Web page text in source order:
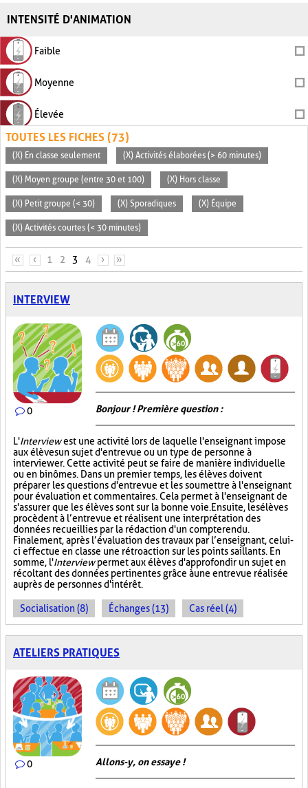
INTENSITÉ D'ANIMATION
Faible
Moyenne
Élevée
TOUTES LES FICHES (73)
(X) En classe seulement (X) Activités élaborées (> 60 minutes)
(X) Moyen groupe (entre 30 et 100) (X) Hors classe
(X) Petit groupe (< 30) (X) Sporadiques (X) Équipe
(X) Activités courtes (< 30 minutes)
PAGES
« ‹ 1 2 3 4 › »
INTERVIEW
0 Bonjour ! Première question :
L'Interviewest une activité lors de laquelle l'enseignant impose
aux élèves un sujet d'entrevue ou un type de personne à
interviewer. Cette activité peut se faire de manière individuelle
ou en binômes. Dans un premier temps, les élèves doivent
préparer les questions d'entrevue et les soumettre à l'enseignant
pour évaluation et commentaires. Cela permet à l'enseignant de
s'assurer que les élèves sont sur la bonne voie. Ensuite, les élèves
procèdent à l’entrevue et réalisent une interprétation des
données recueillies par la rédaction d'un compte rendu.
Finalement, après l’évaluation des travaux par l’enseignant, celui-
ci effectue en classe une rétroaction sur les points saillants. En
somme, l'Interviewpermet aux élèves d'approfondir un sujet en
récoltant des données pertinentes grâce à une entrevue réalisée
auprès de personnes d'intérêt.
Socialisation (8) Échanges (13) Cas réel (4)
ATELIERS PRATIQUES
0 Allons-y, on essaye !